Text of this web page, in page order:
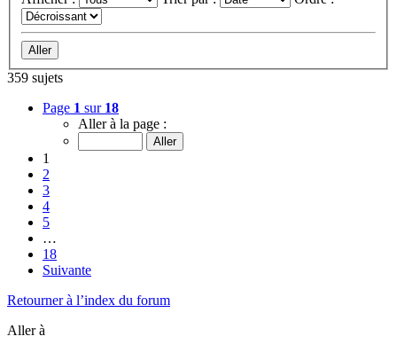
359 sujets
Page 1 sur 18
Aller à la page :
1
2
3
4
5
…
18
Suivante
Retourner à l’index du forum
Aller à